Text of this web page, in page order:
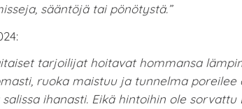
sääntöjä tai pönötystä.”
tarjoilijat hoitavat hommansa
ruoka maistuu ja tunnelma poreilee
salissa ihanasti. Eikä hintoihin ole sorvattu